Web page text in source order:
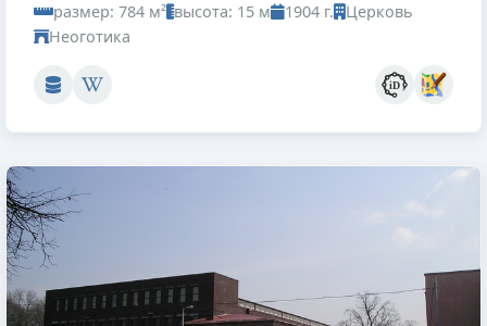
размер: 784 м² высота: 15 м 1904 г.
Церковь
Неоготика